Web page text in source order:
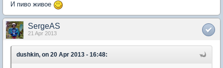
И пиво живое
SergeAS
21 Apr 2013
dushkin, on 20 Apr 2013 - 16:48: